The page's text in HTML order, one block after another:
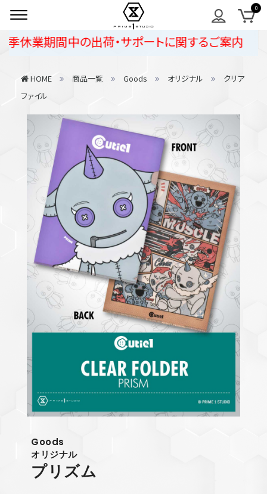
業期間中の出荷・サポートに関するご案内
HOME 商品一覧 Goods オリジナル
クリア
ファイル
Goods
オリジナル
プリズム